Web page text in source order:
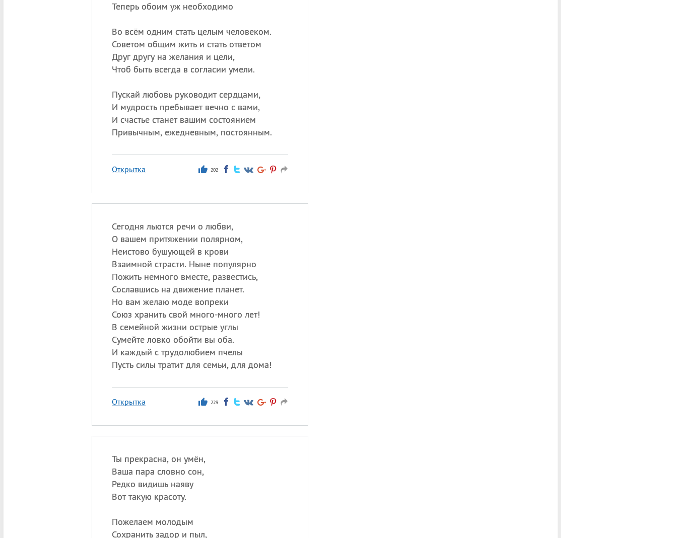
Теперь обоим уж необходимо
Во всём одним стать целым человеком.
Советом общим жить и стать ответом
Друг другу на желания и цели,
Чтоб быть всегда в согласии умели.
Пускай любовь руководит сердцами,
И мудрость пребывает вечно с вами,
И счастье станет вашим состоянием
Привычным, ежедневным, постоянным.
Открытка 202
Сегодня льются речи о любви,
О вашем притяжении полярном,
Неистово бушующей в крови
Взаимной страсти. Ныне популярно
Пожить немного вместе, развестись,
Сославшись на движение планет.
Но вам желаю моде вопреки
Союз хранить свой много-много лет!
В семейной жизни острые углы
Сумейте ловко обойти вы оба.
И каждый с трудолюбием пчелы
Пусть силы тратит для семьи, для дома!
Открытка 229
Ты прекрасна, он умён,
Ваша пара словно сон,
Редко видишь наяву
Вот такую красоту.
Пожелаем молодым
Сохранить задор и пыл,